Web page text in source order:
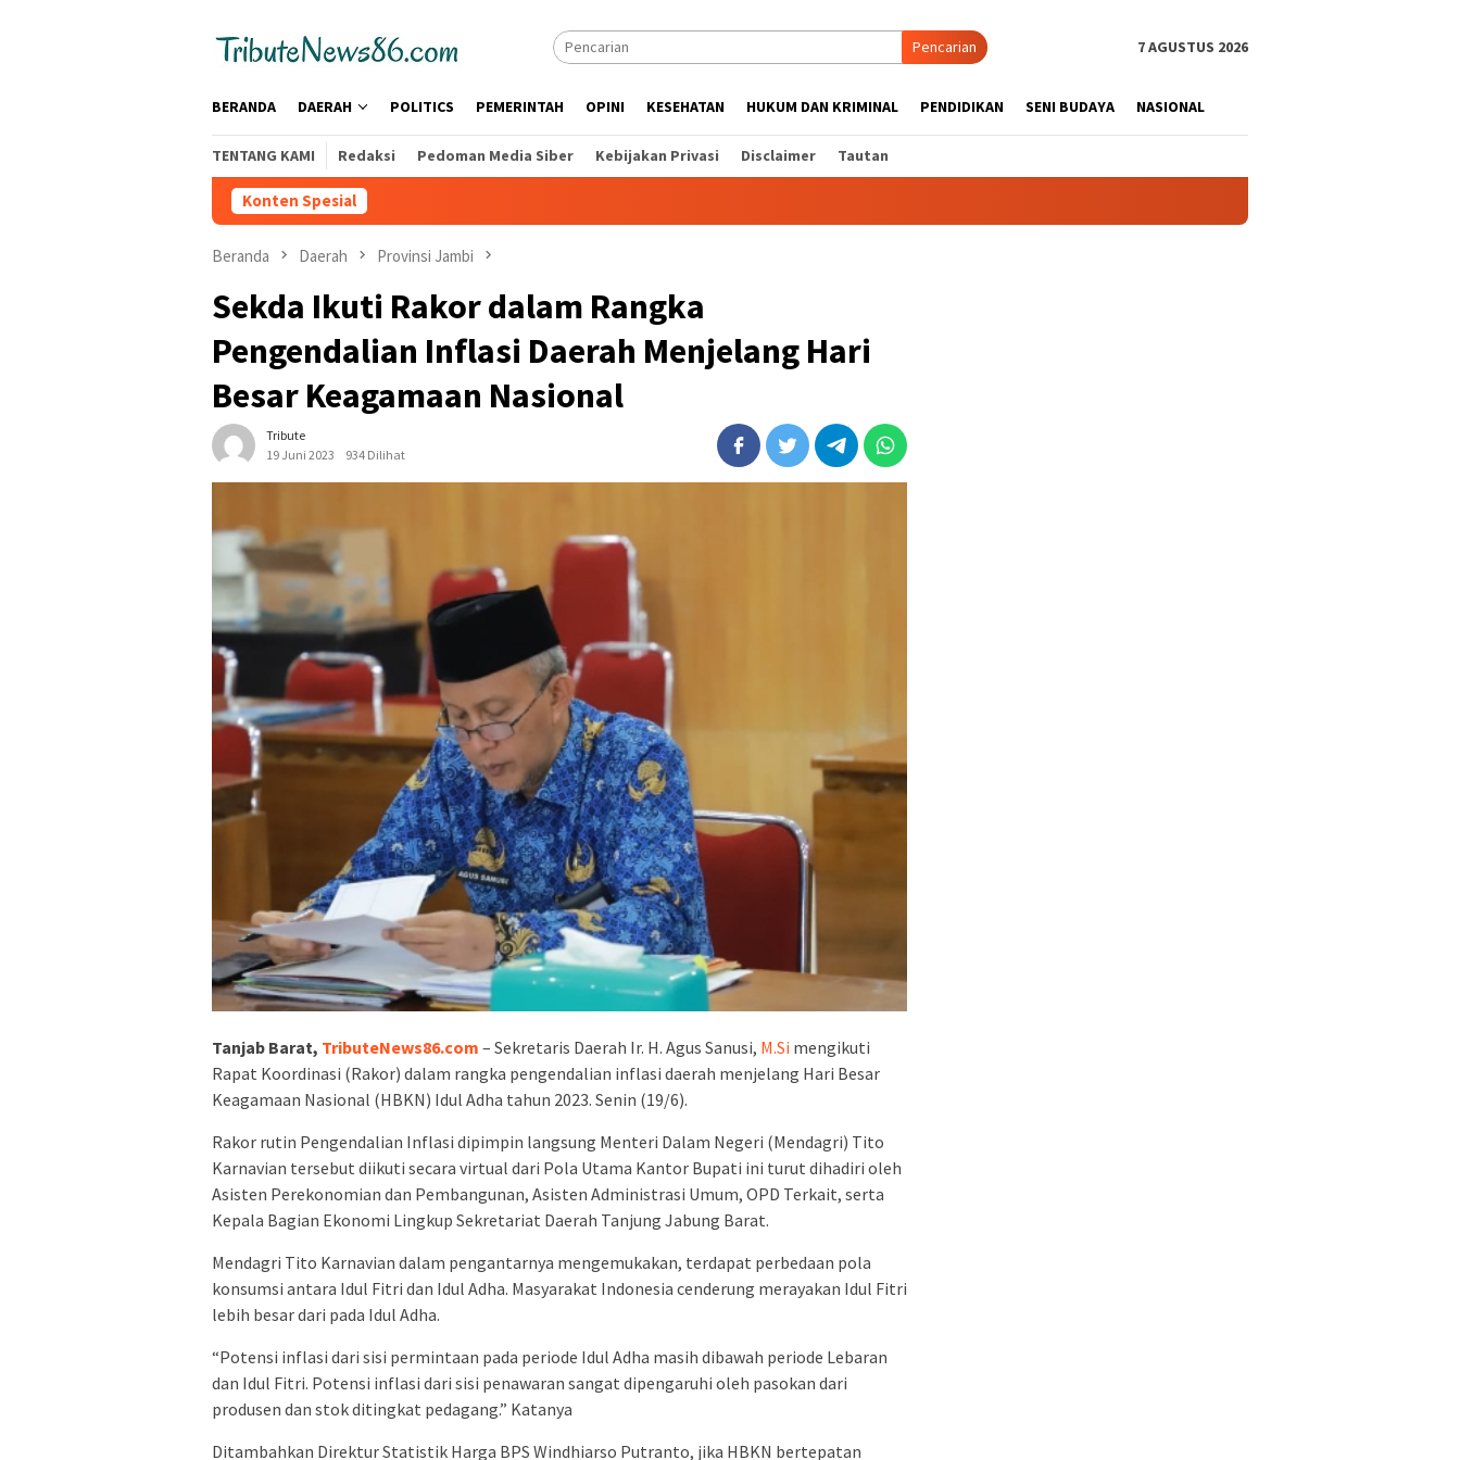
Pencarian 7 AGUSTUS 2026
BERANDA DAERAH POLITICS PEMERINTAH OPINI KESEHATAN HUKUM DAN KRIMINAL PENDIDIKAN SENI BUDAYA NASIONAL
TENTANG KAMI Redaksi Pedoman Media Siber Kebijakan Privasi Disclaimer Tautan
Konten Spesial
Beranda Daerah Provinsi Jambi
Sekda Ikuti Rakor dalam Rangka
Pengendalian Inflasi Daerah Menjelang Hari
Besar Keagamaan Nasional
Tribute
19 Juni 2023
934 Dilihat
Tanjab Barat, TributeNews86.com – Sekretaris Daerah Ir. H. Agus Sanusi, M.Si mengikuti
Rapat Koordinasi (Rakor) dalam rangka pengendalian inflasi daerah menjelang Hari Besar
Keagamaan Nasional (HBKN) Idul Adha tahun 2023. Senin (19/6).
Rakor rutin Pengendalian Inflasi dipimpin langsung Menteri Dalam Negeri (Mendagri) Tito
Karnavian tersebut diikuti secara virtual dari Pola Utama Kantor Bupati ini turut dihadiri oleh
Asisten Perekonomian dan Pembangunan, Asisten Administrasi Umum, OPD Terkait, serta
Kepala Bagian Ekonomi Lingkup Sekretariat Daerah Tanjung Jabung Barat.
Mendagri Tito Karnavian dalam pengantarnya mengemukakan, terdapat perbedaan pola
konsumsi antara Idul Fitri dan Idul Adha. Masyarakat Indonesia cenderung merayakan Idul Fitri
lebih besar dari pada Idul Adha.
“Potensi inflasi dari sisi permintaan pada periode Idul Adha masih dibawah periode Lebaran
dan Idul Fitri. Potensi inflasi dari sisi penawaran sangat dipengaruhi oleh pasokan dari
produsen dan stok ditingkat pedagang.” Katanya
Ditambahkan Direktur Statistik Harga BPS Windhiarso Putranto, jika HBKN bertepatan